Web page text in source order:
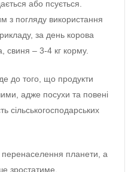
або псується.
погляду використання
за день корова
свиня – 3-4 кг корму.
до того, що продукти
адже посухи та повені
сільськогосподарських
планети, а
зростатиме.